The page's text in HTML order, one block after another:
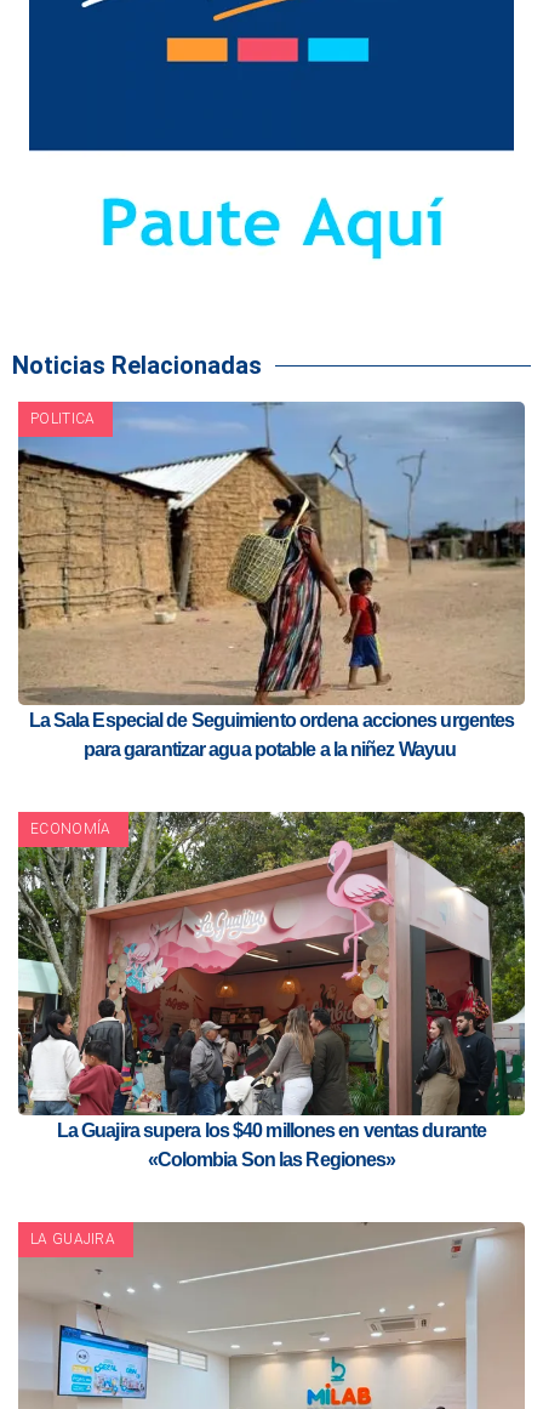
Noticias Relacionadas
POLITICA
La Sala Especial de Seguimiento ordena acciones urgentes
para garantizar agua potable a la niñez Wayuu
ECONOMÍA
La Guajira supera los $40 millones en ventas durante
«Colombia Son las Regiones»
LA GUAJIRA